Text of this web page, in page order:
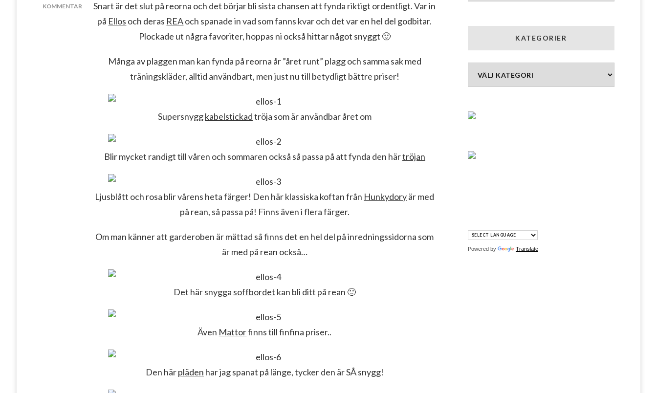
KOMMENTAR
Snart är det slut på reorna och det börjar bli sista chansen att fynda riktigt ordentligt. Var in
på Ellos och deras REAoch spanade in vad som fanns kvar och det var en hel del godbitar.
Plockade ut några favoriter, hoppas ni också hittar något snyggt 🙂
Många av plaggen man kan fynda på reorna år ”året runt” plagg och samma sak med
träningskläder, alltid användbart, men just nu till betydligt bättre priser!
Supersnyggkabelstickadtröja som är användbar året om
Blir mycket randigt till våren och sommaren också så passa på att fynda den härtröjan
Ljusblått och rosa blir vårens heta färger! Den här klassiska koftan från Hunkydoryär med
på rean, så passa på! Finns även i flera färger.
Om man känner att garderoben är mättad så finns det en hel del på inredningssidorna som
är med på rean också…
Det här snygga soffbordet kan bli ditt på rean 🙂
Även Mattorfinns till finfina priser..
Den härpläden har jag spanat på länge, tycker den är SÅ snygg!
KATEGORIER
Kategorier
Powered by Translate